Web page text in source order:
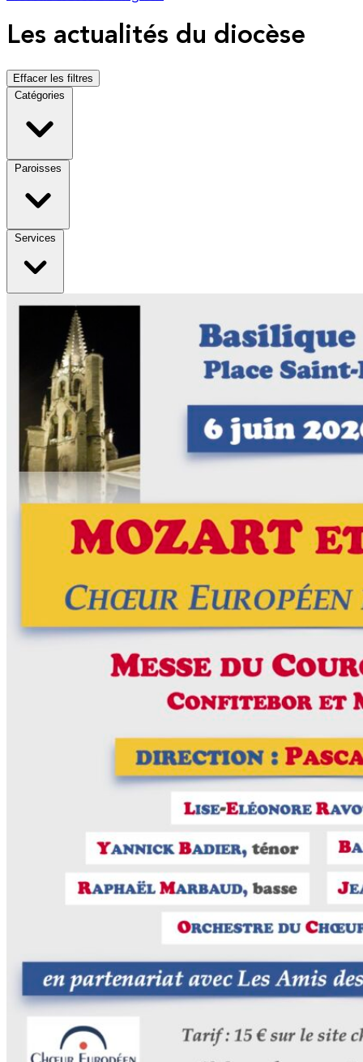
Les actualités du diocèse
Effacer les filtres
Catégories
Paroisses
Services